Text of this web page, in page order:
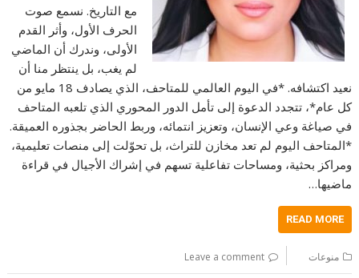
مع التاريخ. نسمع صوت
الحرف الأول، وأثر القدم
الأولى، وندرك أن الماضي
لم يغب، بل ينتظر منا أن
نعيد اكتشافه. *في اليوم العالمي للمتاحف، الذي يصادف 18 مايو من
كل عام*، تتجدد الدعوة إلى تأمل الدور المحوري الذي تلعبه المتاحف
في صياغة وعي الإنسان، وتعزيز انتمائه، وربط الحاضر بجذوره العميقة.
*المتاحف اليوم لم تعد مخازن للتراث، بل تحوّلت إلى منصات تعليمية،
ومراكز بحثية، ومساحات تفاعلية تسهم في إشراك الأجيال في قراءة
ماضيها…
READ MORE
منوعات Leave a comment